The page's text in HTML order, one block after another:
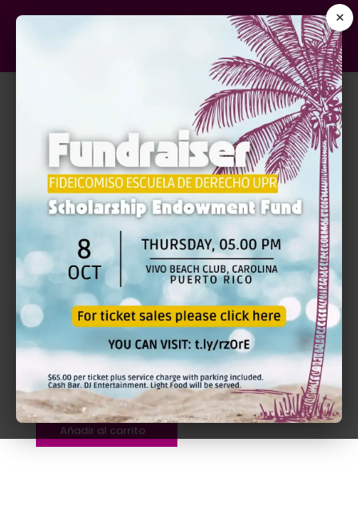
×
LA CONDUCTA
DISCRIMINATORIA AL
EJERCER LA ABOGACÍA |
PRESENCIAL
$110.00
$110.00
La
conducta
Añadir al carrito